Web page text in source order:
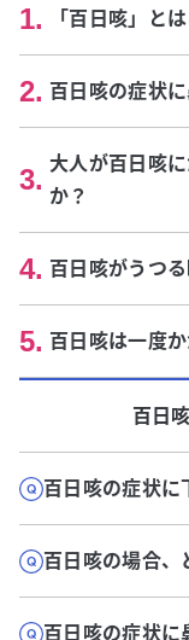
1. 「百日咳」と
2. 百日咳の症状
3. 大人が百日咳
か？
4. 百日咳がうつ
5. 百日咳は一度
百日咳
百日咳の症状に
百日咳の場合、
百日咳の症状に